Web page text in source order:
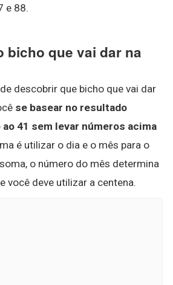
e 88.
bicho que vai dar na
descobrir que bicho que vai dar
se basear no resultado
41 sem levar números acima
é utilizar o dia e o mês para o
o número do mês determina
você deve utilizar a centena.